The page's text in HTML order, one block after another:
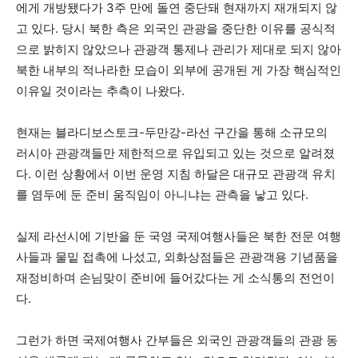
에게 개방됐다가 3주 만에 돌연 중단돼 현재까지 재개되지 않
고 있다. 당시 북한 측은 외국인 관광을 중단한 이유를 공식적
으로 밝히지 않았으나 관광객 통제나 관리가 제대로 되지 않아
북한 내부의 적나라한 모습이 외부에 공개된 게 가장 핵심적인
이유일 것이라는 추측이 나왔다.
현재는 블라디보스토크-두만강-라선 구간을 통해 소규모의
러시아 관광객들만 제한적으로 유입되고 있는 것으로 알려졌
다. 이런 상황에서 이번 운영 지침 하달은 대규모 관광객 유치
를 염두에 둔 준비 움직임이 아니냐는 관측을 낳고 있다.
실제 라선시에 기반을 둔 국영 국제여행사들은 북한 전문 여행
사들과 물밑 접촉에 나섰고, 외화상점들은 관광객용 기념품을
재정비하며 손님맞이 준비에 들어갔다는 게 소식통의 전언이
다.
그런가 하면 국제여행사 간부들은 외국인 관광객들의 관광 동